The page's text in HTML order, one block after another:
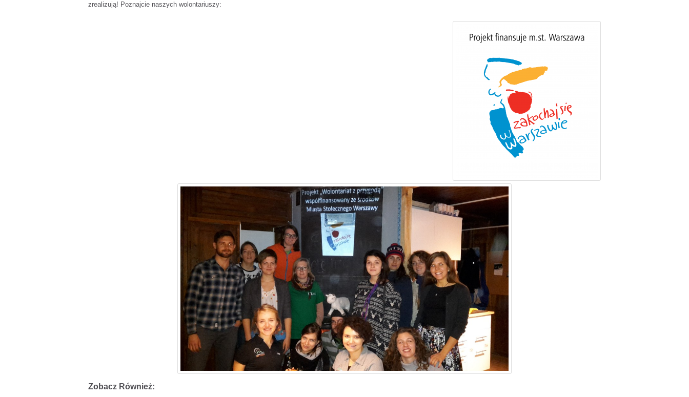
zrealizują! Poznajcie naszych wolontariuszy:
Zobacz Również: